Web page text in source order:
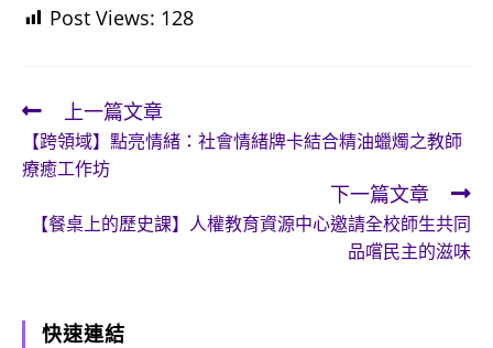
Post Views: 128
Read
more
articles
上一篇文章
【跨領域】點亮情緒：社會情緒牌卡結合精油蠟燭之教師
療癒工作坊
下一篇文章
【餐桌上的歷史課】人權教育資源中心邀請全校師生共同
品嚐民主的滋味
快速連結